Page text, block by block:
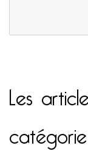
Les
catégorie